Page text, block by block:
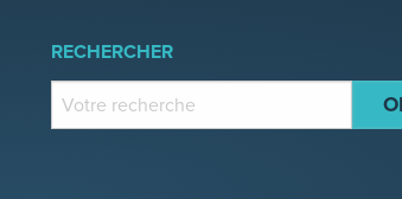
RECHERCHER